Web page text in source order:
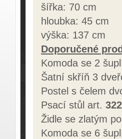
šířka: 70 cm
hloubka: 45 cm
výška: 137 cm
Doporučené
Komoda se 2
Šatní skříň 3
Postel s čelem
Psací stůl art.
Židle se zlatým
Komoda se 6